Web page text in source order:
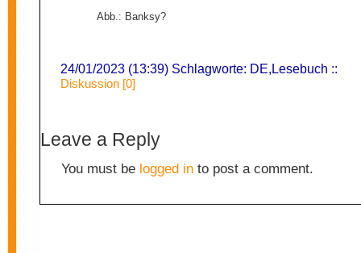
Abb.: Banksy?
24/01/2023 (13:39) Schlagworte: DE,Lesebuch ::
Diskussion [0]
Leave a Reply
You must be logged in to post a comment.